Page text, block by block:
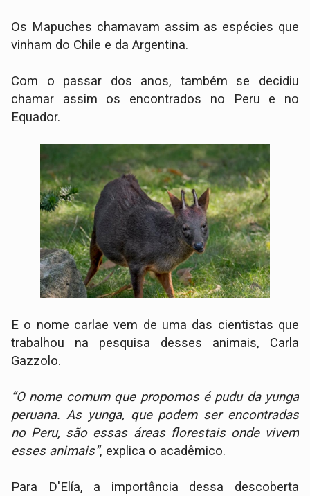
Os Mapuches chamavam assim as espécies que
vinham do Chile e da Argentina.
Com o passar dos anos, também se decidiu
chamar assim os encontrados no Peru e no
Equador.
E o nome carlae vem de uma das cientistas que
trabalhou na pesquisa desses animais, Carla
Gazzolo.
“O nome comum que propomos é pudu da yunga
peruana. As yunga, que podem ser encontradas
no Peru, são essas áreas florestais onde vivem
esses animais”, explica o acadêmico.
Para D'Elía, a importância dessa descoberta